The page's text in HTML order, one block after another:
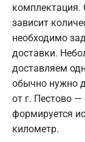
комплектация.
зависит
необходимо
доставки.
доставляем
обычно нужно
от г. Пестово —
формируется
километр.